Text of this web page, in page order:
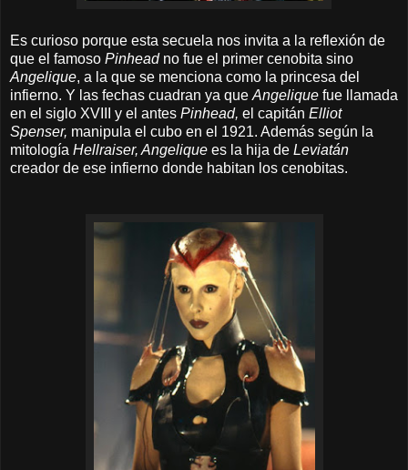
Es curioso porque esta secuela nos invita a la reflexión de
que el famoso Pinheadno fue el primer cenobita sino
Angelique, a la que se menciona como la princesa del
infierno. Y las fechas cuadran ya queAngelique fue llamada
en el siglo XVIII y el antes Pinhead, el capitán Elliot
Spenser, manipula el cubo en el 1921. Además según la
mitología Hellraiser, Angelique es la hija de Leviatán
creador de ese infierno donde habitan los cenobitas.